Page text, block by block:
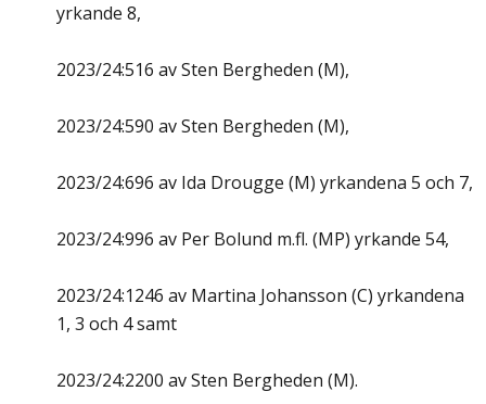
yrkande 8,
2023/24:516 av Sten Bergheden (M),
2023/24:590 av Sten Bergheden (M),
2023/24:696 av Ida Drougge (M) yrkandena 5 och 7,
2023/24:996 av Per Bolund m.fl. (MP) yrkande 54,
2023/24:1246 av Martina Johansson (C) yrkandena
1, 3 och 4 samt
2023/24:2200 av Sten Bergheden (M).